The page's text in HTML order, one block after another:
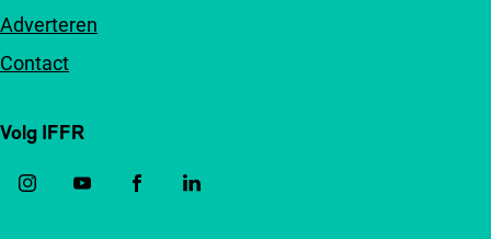
Adverteren
Contact
Volg IFFR